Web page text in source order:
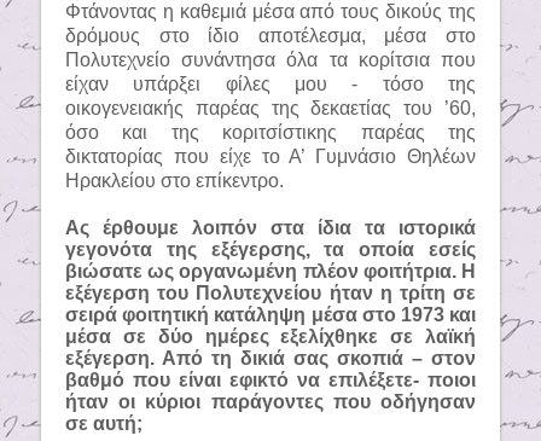
Φτάνοντας η καθεμιά μέσα από τους δικούς της
δρόμους στο ίδιο αποτέλεσμα, μέσα στο
Πολυτεχνείο συνάντησα όλα τα κορίτσια που
είχαν υπάρξει φίλες μου - τόσο της
οικογενειακής παρέας της δεκαετίας του ’60,
όσο και της κοριτσίστικης παρέας της
δικτατορίας που είχε το Α’ Γυμνάσιο Θηλέων
Ηρακλείου στο επίκεντρο.
Ας έρθουμε λοιπόν στα ίδια τα ιστορικά
γεγονότα της εξέγερσης, τα οποία εσείς
βιώσατε ως οργανωμένη πλέον φοιτήτρια. Η
εξέγερση του Πολυτεχνείου ήταν η τρίτη σε
σειρά φοιτητική κατάληψη μέσα στο 1973 και
μέσα σε δύο ημέρες εξελίχθηκε σε λαϊκή
εξέγερση. Από τη δικιά σας σκοπιά – στον
βαθμό που είναι εφικτό να επιλέξετε- ποιοι
ήταν οι κύριοι παράγοντες που οδήγησαν
σε αυτή;